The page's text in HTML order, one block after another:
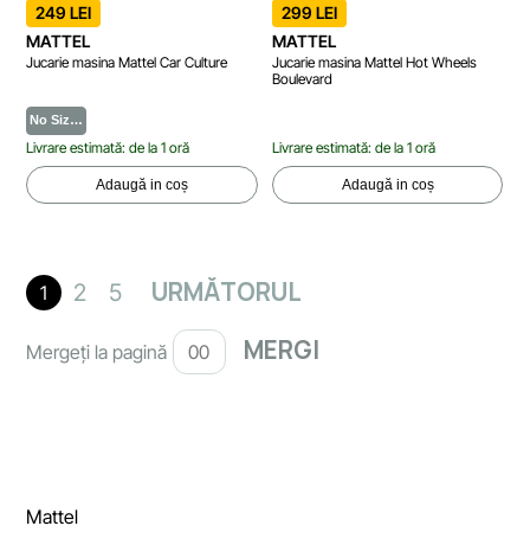
249 LEI
MATTEL
Jucarie masina Mattel Car Culture
No Siz…
Livrare estimată: de la 1 oră
Adaugă in coș
299 LEI
MATTEL
Jucarie masina Mattel Hot Wheels
Boulevard
Livrare estimată: de la 1 oră
Adaugă in coș
1 2 5 URMĂTORUL
Mergeți la pagină
Mattel